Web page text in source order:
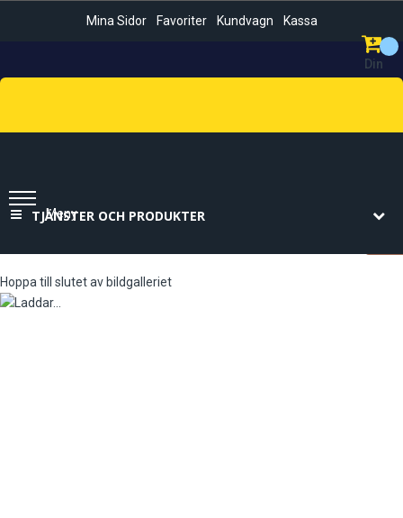
Mina Sidor Favoriter Kundvagn Kassa
Din
Kundvagn
Sök
TJÄNSTER OCH PRODUKTER
Meny
Hoppa till slutet av bildgalleriet